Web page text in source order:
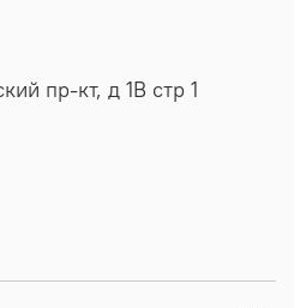
пр-кт, д 1В стр 1